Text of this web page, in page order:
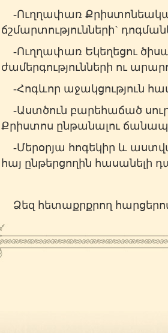
-Ուղղափառ
ճշմարտությունների`
-Ուղղափառ Եկեղեցու
ժամերգությունների ու
-Հոգևոր աջակցություն
-Աստծուն բարեհաճած
Քրիստոս ընթանալու
-Մերօրյա հոգեկիր և
հայ ընթերցողին հասանելի
Ձեզ հետաքրքրող